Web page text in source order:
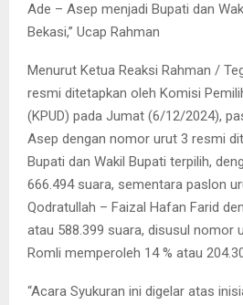
Ade – Asep menjadi Bupati dan
Bekasi,” Ucap Rahman
Menurut Ketua Reaksi Rahman /
resmi ditetapkan oleh Komisi
(KPUD) pada Jumat (6/12/2024),
Asep dengan nomor urut 3 resmi
Bupati dan Wakil Bupati terpilih,
666.494 suara, sementara paslon
Qodratullah – Faizal Hafan Farid
atau 588.399 suara, disusul nomor
Romli memperoleh 14 % atau
“Acara Syukuran ini digelar atas